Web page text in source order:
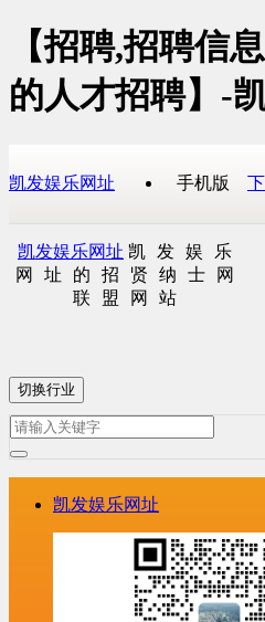
【招聘,招聘信
的人才招聘】-
凯发娱乐网址 手机版
凯发娱乐网址 凯发娱乐
网址的招贤纳士网
联盟网站
切换行业
凯发娱乐网址